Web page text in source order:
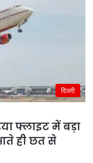
दिल्ली
फ्लाइट में बड़ा
ही छत से